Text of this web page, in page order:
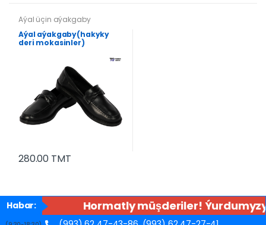
Aýal üçin aýakgaby
Aýal aýakgaby(hakyky
deri mokasinler)
280.00 TMT
Habar: Hormatly müşderiler!